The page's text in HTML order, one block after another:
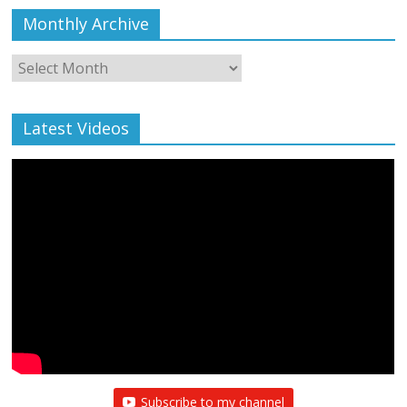
Monthly Archive
Monthly
Archive
Latest Videos
Subscribe to my channel